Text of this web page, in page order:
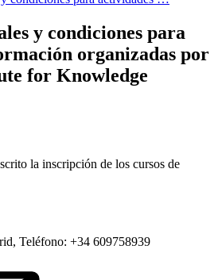
y condiciones para
organizadas por
for Knowledge
la inscripción de los cursos de
Teléfono: +34 609758939